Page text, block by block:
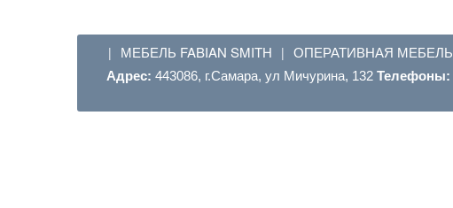
| МЕБЕЛЬ FABIAN SMITH | ОПЕРАТИВНАЯ МЕБЕЛЬ
Адрес: 443086, г.Самара, ул Мичурина, 132 Телефоны: